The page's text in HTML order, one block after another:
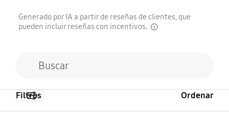
Generado por IA a partir de reseñas de clientes, que
pueden incluir reseñas con incentivos.
Filtros Ordenar